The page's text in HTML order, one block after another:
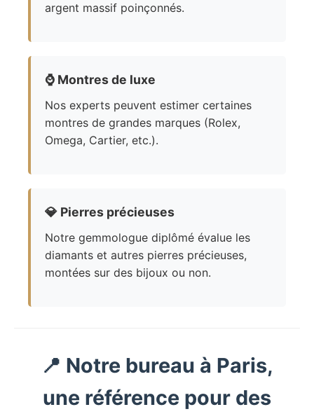
argent massif poinçonnés.
⌚ Montres de luxe
Nos experts peuvent estimer certaines
montres de grandes marques (Rolex,
Omega, Cartier, etc.).
💎 Pierres précieuses
Notre gemmologue diplômé évalue les
diamants et autres pierres précieuses,
montées sur des bijoux ou non.
📍 Notre bureau à Paris,
une référence pour des